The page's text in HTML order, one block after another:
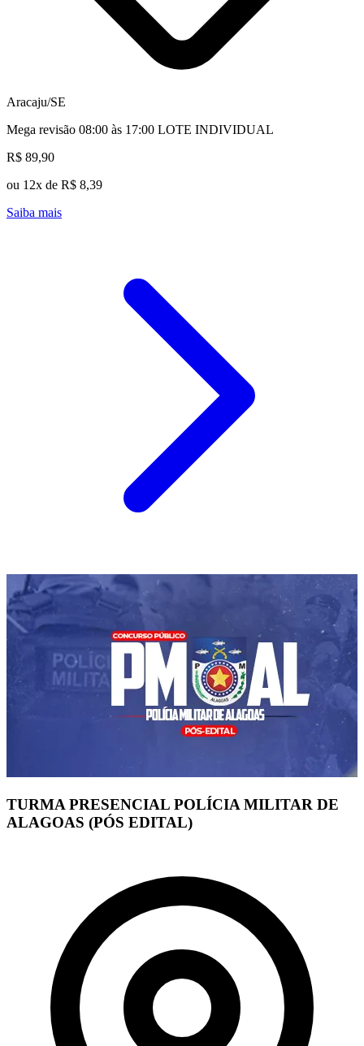
Aracaju/SE
Mega revisão 08:00 às 17:00 LOTE INDIVIDUAL
R$ 89,90
ou 12x de R$ 8,39
Saiba mais
TURMA PRESENCIAL POLÍCIA MILITAR DE
ALAGOAS (PÓS EDITAL)